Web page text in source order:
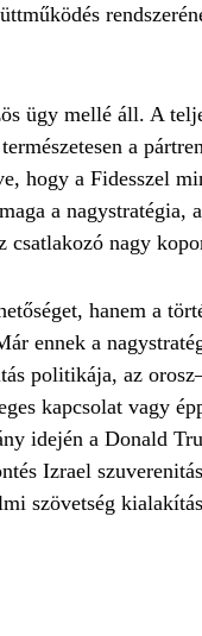
ügy mellé áll. A
a
hogy a Fidesszel
a nagystratégia,
csatlakozó nagy
hanem a
ennek a
politikája, az
kapcsolat vagy
idején a Donald
Izrael
szövetség